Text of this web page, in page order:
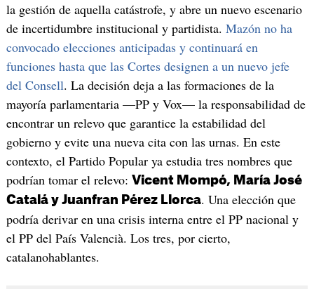
la gestión de aquella catástrofe, y abre un nuevo escenario
de incertidumbre institucional y partidista. Mazón no ha
convocado elecciones anticipadas y continuará en
funciones hasta que las Cortes designen a un nuevo jefe
del Consell. La decisión deja a las formaciones de la
mayoría parlamentaria —PP y Vox— la responsabilidad de
encontrar un relevo que garantice la estabilidad del
gobierno y evite una nueva cita con las urnas. En este
contexto, el Partido Popular ya estudia tres nombres que
podrían tomar el relevo: Vicent Mompó, María José
Catalá y Juanfran Pérez Llorca. Una elección que
podría derivar en una crisis interna entre el PP nacional y
el PP del País Valencià. Los tres, por cierto,
catalanohablantes.